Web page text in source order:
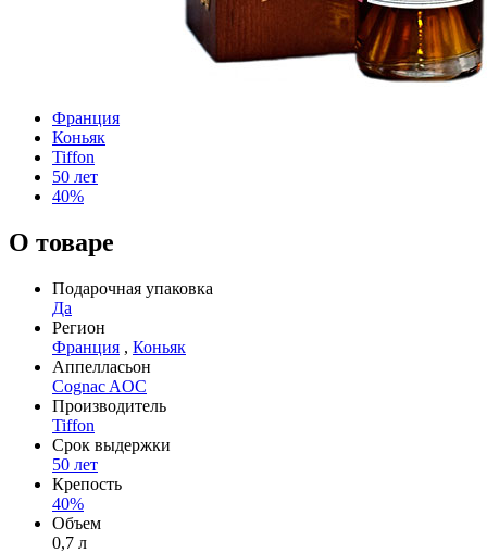
Франция
Коньяк
Tiffon
50 лет
40%
О товаре
Подарочная упаковка
Да
Регион
Франция , Коньяк
Аппелласьон
Cognac AOC
Производитель
Tiffon
Срок выдержки
50 лет
Крепость
40%
Объем
0,7 л